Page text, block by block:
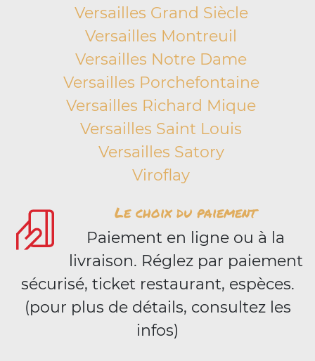
Versailles Grand Siècle
Versailles Montreuil
Versailles Notre Dame
Versailles Porchefontaine
Versailles Richard Mique
Versailles Saint Louis
Versailles Satory
Viroflay
Le choix du paiement
Paiement en ligne ou à la
livraison. Réglez par paiement
sécurisé, ticket restaurant, espèces.
(pour plus de détails, consultez les
infos)